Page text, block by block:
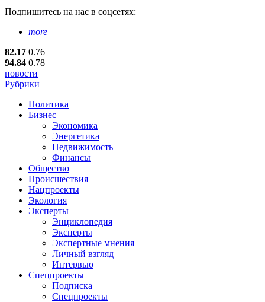
Подпишитесь на нас в соцсетях:
more
82.17 0.76
94.84 0.78
новости
Рубрики
Политика
Бизнес
Экономика
Энергетика
Недвижимость
Финансы
Общество
Происшествия
Нацпроекты
Экология
Эксперты
Энциклопедия
Эксперты
Экспертные мнения
Личный взгляд
Интервью
Спецпроекты
Подписка
Спецпроекты